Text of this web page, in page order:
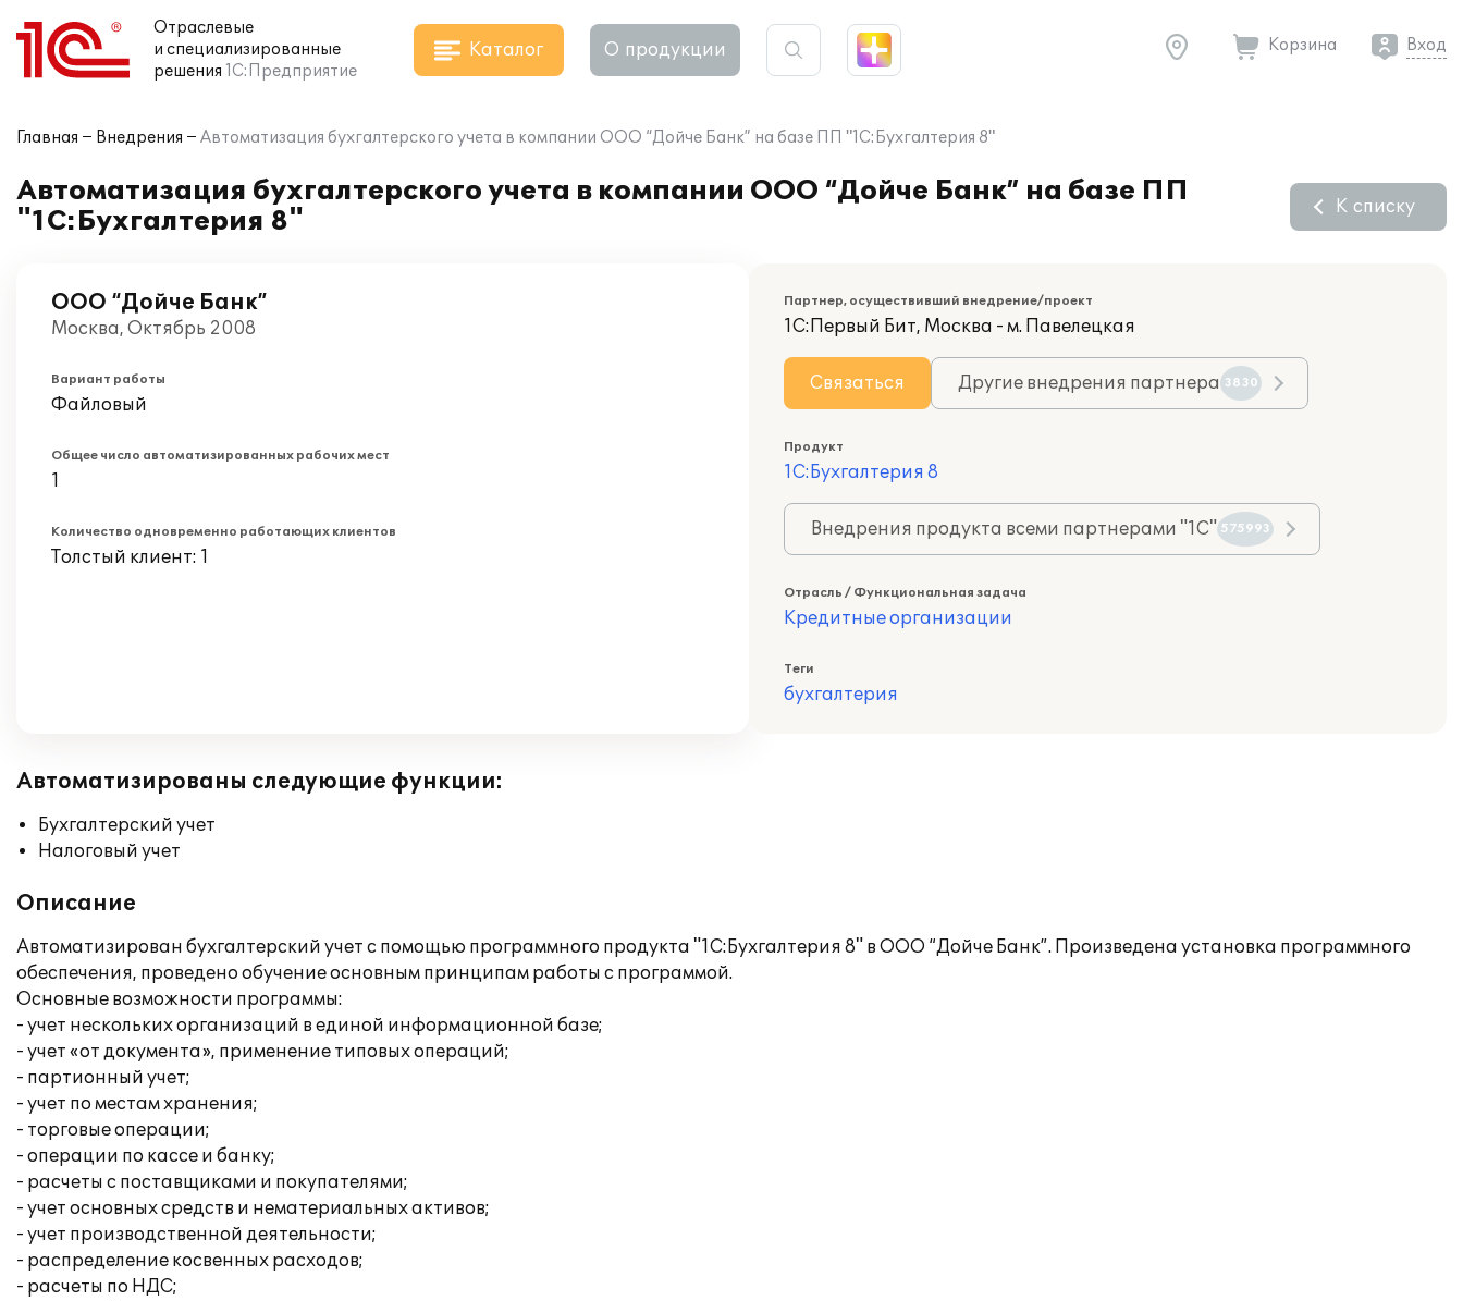
Отраслевые
и специализированные
решения 1С:Предприятие
Каталог О продукции Корзина Вход
Главная Внедрения Автоматизация бухгалтерского учета в компании ООО “Дойче Банк” на базе ПП "1С:Бухгалтерия 8"
Автоматизация бухгалтерского учета в компании ООО “Дойче Банк” на базе ПП
"1С:Бухгалтерия 8"
К списку
ООО “Дойче Банк”
Москва, Октябрь 2008
Вариант работы
Файловый
Общее число автоматизированных рабочих мест
1
Количество одновременно работающих клиентов
Толстый клиент: 1
Партнер, осуществивший внедрение/проект
1С:Первый Бит, Москва - м. Павелецкая
Связаться Другие внедрения партнера 3830
Продукт
1С:Бухгалтерия 8
Внедрения продукта всеми партнерами "1С" 575993
Отрасль / Функциональная задача
Кредитные организации
Теги
бухгалтерия
Автоматизированы следующие функции:
Бухгалтерский учет
Налоговый учет
Описание
Автоматизирован бухгалтерский учет с помощью программного продукта "1С:Бухгалтерия 8" в ООО “Дойче Банк”. Произведена установка программного
обеспечения, проведено обучение основным принципам работы с программой.
Основные возможности программы:
- учет нескольких организаций в единой информационной базе;
- учет «от документа», применение типовых операций;
- партионный учет;
- учет по местам хранения;
- торговые операции;
- операции по кассе и банку;
- расчеты с поставщиками и покупателями;
- учет основных средств и нематериальных активов;
- учет производственной деятельности;
- распределение косвенных расходов;
- расчеты по НДС;